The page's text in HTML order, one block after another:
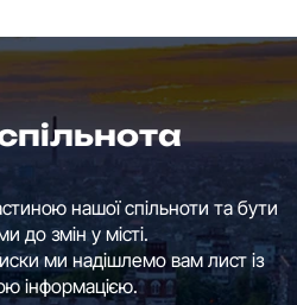
нашої спільноти та бути
до змін у місті.
ми надішлемо вам лист із
інформацією.